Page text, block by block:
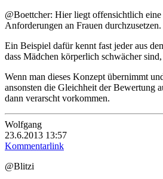
@Boettcher: Hier liegt offensichtlich
Anforderungen an Frauen durchzusetzen.
Ein Beispiel dafür kennt fast jeder aus
dass Mädchen körperlich schwächer
Wenn man dieses Konzept übernimmt
ansonsten die Gleichheit der Bewertung
dann verarscht vorkommen.
Wolfgang
23.6.2013 13:57
Kommentarlink
@Blitzi